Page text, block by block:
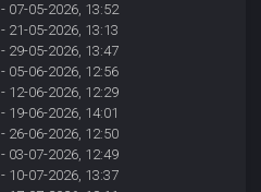
- 07-05-2026, 13:52
- 21-05-2026, 13:13
- 29-05-2026, 13:47
- 05-06-2026, 12:56
- 12-06-2026, 12:29
- 19-06-2026, 14:01
- 26-06-2026, 12:50
- 03-07-2026, 12:49
- 10-07-2026, 13:37